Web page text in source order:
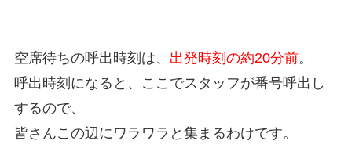
空席待ちの呼出時刻は、 出発時刻の約20分前。
呼出時刻になると、ここでスタッフが番号呼出し
するので、
皆さんこの辺にワラワラと集まるわけです。